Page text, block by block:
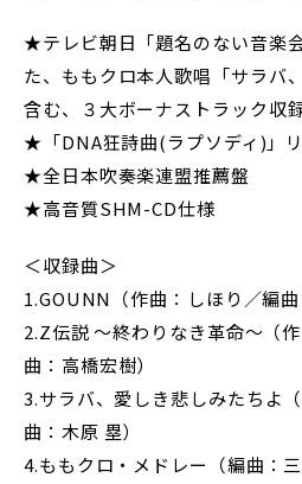
★テレビ朝日「題名のない音楽
た、ももクロ本人歌唱「サラバ
含む、３大ボーナストラック収
★「DNA狂詩曲(ラプソディ)」
★全日本吹奏楽連盟推薦盤
★高音質SHM-CD仕様
＜収録曲＞
1.GOUNN（作曲：しほり／編曲
2.Z伝説 ～終わりなき革命～（
曲：高橋宏樹）
3.サラバ、愛しき悲しみたちよ
曲：木原 塁）
4.ももクロ・メドレー（編曲：三